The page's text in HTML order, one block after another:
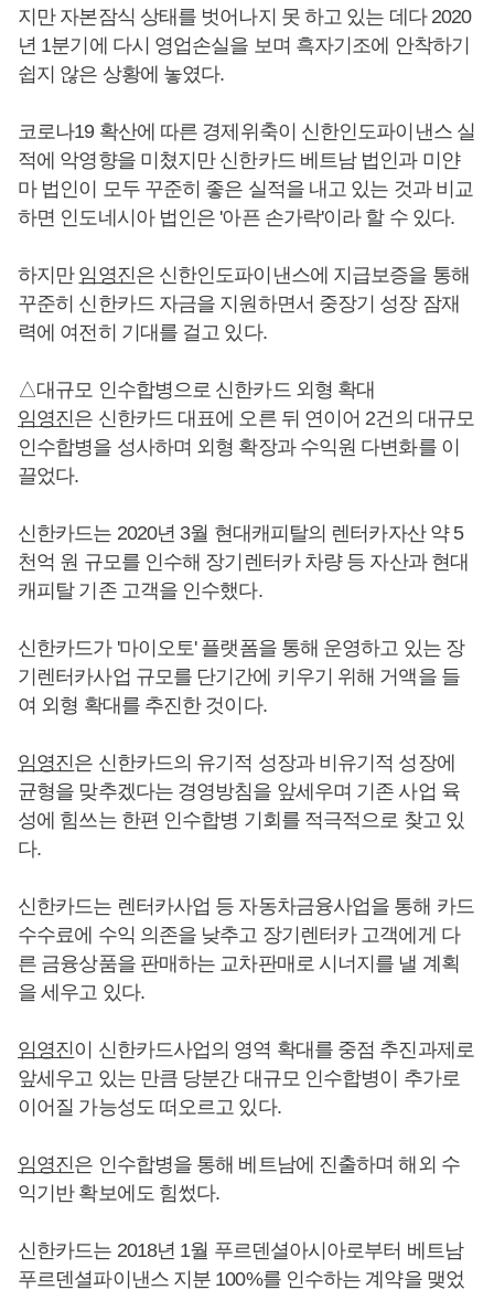
지만 자본잠식 상태를 벗어나지 못 하고 있는 데다 2020
년 1분기에 다시 영업손실을 보며 흑자기조에 안착하기
쉽지 않은 상황에 놓였다.
코로나19 확산에 따른 경제위축이 신한인도파이낸스 실
적에 악영향을 미쳤지만 신한카드 베트남 법인과 미얀
마 법인이 모두 꾸준히 좋은 실적을 내고 있는 것과 비교
하면 인도네시아 법인은 '아픈 손가락'이라 할 수 있다.
하지만 임영진은 신한인도파이낸스에 지급보증을 통해
꾸준히 신한카드 자금을 지원하면서 중장기 성장 잠재
력에 여전히 기대를 걸고 있다.
△대규모 인수합병으로 신한카드 외형 확대
임영진은 신한카드 대표에 오른 뒤 연이어 2건의 대규모
인수합병을 성사하며 외형 확장과 수익원 다변화를 이
끌었다.
신한카드는 2020년 3월 현대캐피탈의 렌터카자산 약 5
천억 원 규모를 인수해 장기렌터카 차량 등 자산과 현대
캐피탈 기존 고객을 인수했다.
신한카드가 '마이오토' 플랫폼을 통해 운영하고 있는 장
기렌터카사업 규모를 단기간에 키우기 위해 거액을 들
여 외형 확대를 추진한 것이다.
임영진은 신한카드의 유기적 성장과 비유기적 성장에
균형을 맞추겠다는 경영방침을 앞세우며 기존 사업 육
성에 힘쓰는 한편 인수합병 기회를 적극적으로 찾고 있
다.
신한카드는 렌터카사업 등 자동차금융사업을 통해 카드
수수료에 수익 의존을 낮추고 장기렌터카 고객에게 다
른 금융상품을 판매하는 교차판매로 시너지를 낼 계획
을 세우고 있다.
임영진이 신한카드사업의 영역 확대를 중점 추진과제로
앞세우고 있는 만큼 당분간 대규모 인수합병이 추가로
이어질 가능성도 떠오르고 있다.
임영진은 인수합병을 통해 베트남에 진출하며 해외 수
익기반 확보에도 힘썼다.
신한카드는 2018년 1월 푸르덴셜아시아로부터 베트남
푸르덴셜파이낸스 지분 100%를 인수하는 계약을 맺었